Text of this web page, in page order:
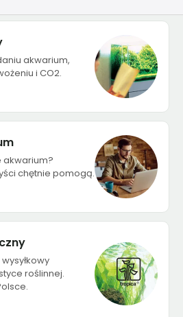
akwarium,
i CO2.
akwarium?
chętnie pomogą.
roślinnej.